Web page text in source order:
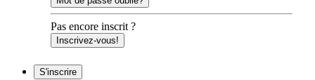
Pas encore inscrit ?
Inscrivez-vous!
S'inscrire